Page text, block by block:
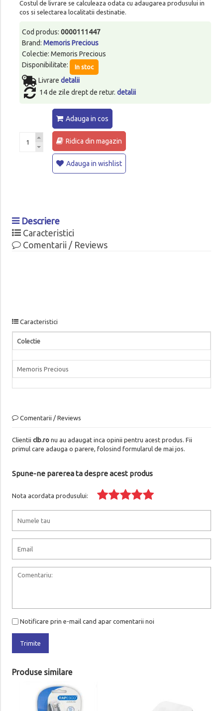
Costul de livrare se calculeaza odata cu adaugarea produsului in
cos si selectarea localitatii destinatie.
Cod produs: 0000111447
Brand: Memoris Precious
Colectie: Memoris Precious
Disponibilitate:
In stoc
Livrare detalii
14 de zile drept de retur. detalii
Adauga in cos
Ridica din magazin
Adauga in wishlist
Descriere
Caracteristici
Comentarii / Reviews
Caracteristici
Colectie
Memoris Precious
Comentarii / Reviews
Clientii clb.ronu au adaugat inca opinii pentru acest produs. Fii
primul care adauga o parere, folosind formularul de mai jos.
Spune-ne parerea ta despre acest produs
Nota acordata produsului:
Notificare prin e-mail cand apar comentarii noi
Trimite
Produse similare